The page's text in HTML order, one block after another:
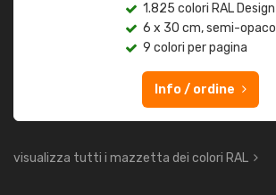
1.825 colori RAL Design
6 x 30 cm, semi-opaco
9 colori per pagina
Info / ordine
visualizza tutti i mazzetta dei colori RAL